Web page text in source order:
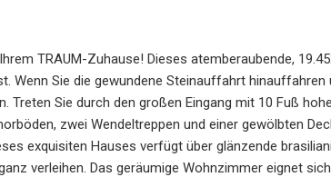
TRAUM-Zuhause! Dieses atemberaubende,
Wenn Sie die gewundene Steinauffahrt
Treten Sie durch den großen Eingang mit 10 Fuß
zwei Wendeltreppen und einer gewölbten
exquisiten Hauses verfügt über glänzende
verleihen. Das geräumige Wohnzimmer eignet